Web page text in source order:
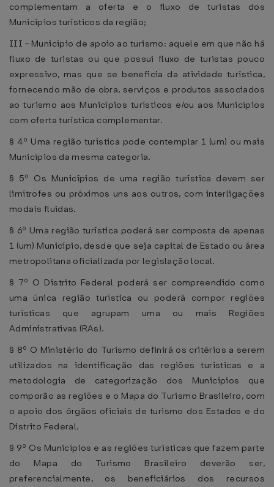
complementam a oferta e o fluxo de turistas dos
Municípios turísticos da região;
III - Município de apoio ao turismo: aquele em que não há
fluxo de turistas ou que possui fluxo de turistas pouco
expressivo, mas que se beneficia da atividade turística,
fornecendo mão de obra, serviços e produtos associados
ao turismo aos Municípios turísticos e/ou aos Municípios
com oferta turística complementar.
§ 4º Uma região turística pode contemplar 1 (um) ou mais
Municípios da mesma categoria.
§ 5º Os Municípios de uma região turística devem ser
limítrofes ou próximos uns aos outros, com interligações
modais fluidas.
§ 6º Uma região turística poderá ser composta de apenas
1 (um) Município, desde que seja capital de Estado ou área
metropolitana oficializada por legislação local.
§ 7º O Distrito Federal poderá ser compreendido como
uma única região turística ou poderá compor regiões
turísticas que agrupam uma ou mais Regiões
Administrativas (RAs).
§ 8º O Ministério do Turismo definirá os critérios a serem
utilizados na identificação das regiões turísticas e a
metodologia de categorização dos Municípios que
comporão as regiões e o Mapa do Turismo Brasileiro, com
o apoio dos órgãos oficiais de turismo dos Estados e do
Distrito Federal.
§ 9º Os Municípios e as regiões turísticas que fazem parte
do Mapa do Turismo Brasileiro deverão ser,
preferencialmente, os beneficiários dos recursos